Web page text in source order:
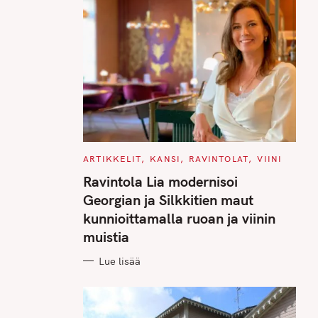
C
T
E
G
O
R
I
S
ARTIKKELIT KANSI RAVINTOLAT VIINI
Ravintola Lia modernisoi
Georgian ja Silkkitien maut
kunnioittamalla ruoan ja viinin
muistia
Lue lisää